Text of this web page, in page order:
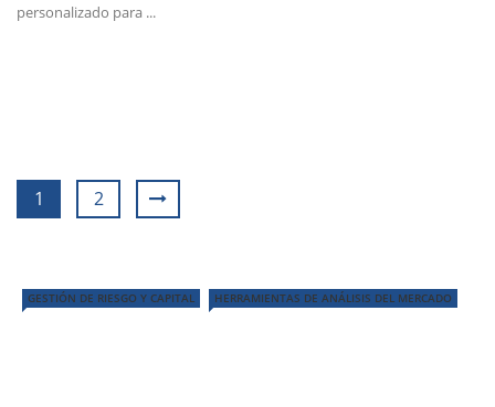
personalizado para ...
1 2
GESTIÓN DE RIESGO Y CAPITAL HERRAMIENTAS DE ANÁLISIS DEL MERCADO